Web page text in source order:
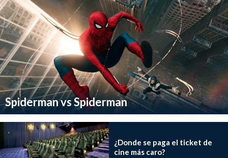
Spiderman vs Spiderman
¿Donde se paga el ticket de
cine más caro?